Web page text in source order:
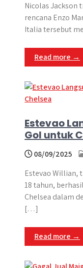
Nicolas Jackson
rencana Enzo
Italia tersebut
Read more →
Estevao
Gol untuk
08/09/2025
Estevao Willian,
18 tahun,
Chelsea dalam
[…]
Read more →